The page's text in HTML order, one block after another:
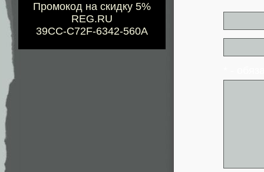
Промокод на скидку 5%
REG.RU
39CC-C72F-6342-560A